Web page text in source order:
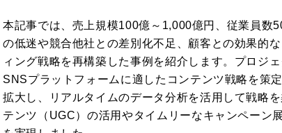
本記事では、売上規模100億～1,000億円、従業員数
の低迷や競合他社との差別化不足、顧客との効果的
ィング戦略を再構築した事例を紹介します。プロジ
SNSプラットフォームに適したコンテンツ戦略を策
拡大し、リアルタイムのデータ分析を活用して戦略
テンツ（UGC）の活用やタイムリーなキャンペーン